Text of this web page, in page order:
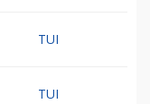
TUI
TUI